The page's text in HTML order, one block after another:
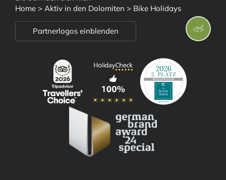
Zimmer und
Angebote
Wellness und
Wohlbefinden
Home > Aktiv in den Dolomiten > Bike Holidays
Partnerlogos einblenden